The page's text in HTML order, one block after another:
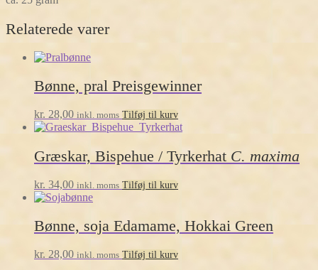
Relaterede varer
Bønne, pral Preisgewinner
kr. 28,00 inkl. moms Tilføj til kurv
Græskar, Bispehue / Tyrkerhat C. maxima
kr. 34,00 inkl. moms Tilføj til kurv
Bønne, soja Edamame, Hokkai Green
kr. 28,00 inkl. moms Tilføj til kurv